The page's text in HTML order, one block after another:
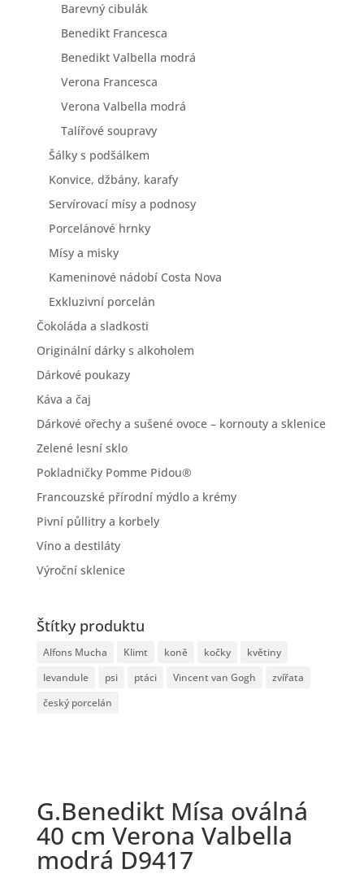
Barevný cibulák
Benedikt Francesca
Benedikt Valbella modrá
Verona Francesca
Verona Valbella modrá
Talířové soupravy
Šálky s podšálkem
Konvice, džbány, karafy
Servírovací mísy a podnosy
Porcelánové hrnky
Mísy a misky
Kameninové nádobí Costa Nova
Exkluzivní porcelán
Čokoláda a sladkosti
Originální dárky s alkoholem
Dárkové poukazy
Káva a čaj
Dárkové ořechy a sušené ovoce – kornouty a sklenice
Zelené lesní sklo
Pokladničky Pomme Pidou®
Francouzské přírodní mýdlo a krémy
Pivní půllitry a korbely
Víno a destiláty
Výroční sklenice
Štítky produktu
Alfons Mucha Klimt koně kočky
květiny
levandule
psi ptáci Vincent van Gogh
zvířata
český porcelán
G.Benedikt Mísa oválná
40 cm Verona Valbella
modrá D9417